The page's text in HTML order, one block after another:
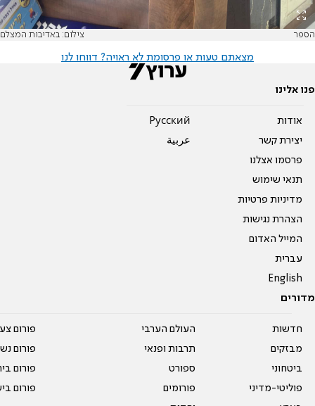
הספר צילום: באדיבות המצלם
מצאתם טעות או פרסומת לא ראויה? דווחו לנו
פנו אלינו
אודות
יצירת קשר
פרסמו אצלנו
תנאי שימוש
מדיניות פרטיות
הצהרת נגישות
המייל האדום
עברית
English
Pусский
عربية
מדורים
חדשות
מבזקים
ביטחוני
פוליטי-מדיני
העולם הערבי
תרבות ופנאי
ספורט
פורומים
פורום
פורום
פורום
פורום